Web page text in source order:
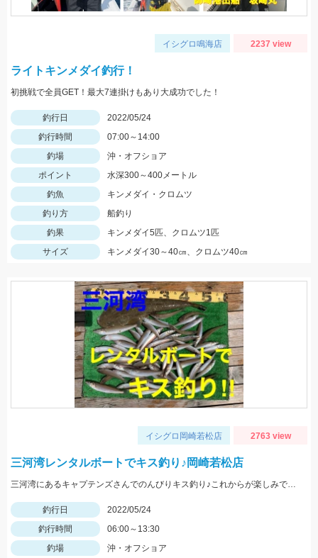
イシグロ鳴海店 2237 view
ライトキンメダイ釣行！
初挑戦で全員GET！最大7連掛けもあり大成功でした！
釣行日
2022/05/24
釣行時間
07:00～14:00
釣場
沖・オフショア
ポイント
水深300～400メートル
釣魚
キンメダイ・クロムツ
釣り方
船釣り
釣果
キンメダイ5匹、クロムツ1匹
サイズ
キンメダイ30～40㎝、クロムツ40㎝
イシグロ岡崎若松店 2763 view
三河湾レンタルボートでキス釣り♪岡崎若松店
三河湾にあるキャプテンズさんでのんびりキス釣り♪これからが楽しみですね♪
釣行日
2022/05/24
釣行時間
06:00～13:30
釣場
沖・オフショア